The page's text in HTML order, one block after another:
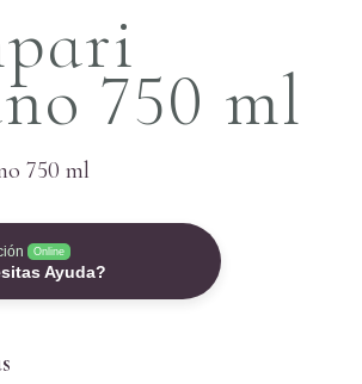
750 ml
750 ml
Online
Ayuda?